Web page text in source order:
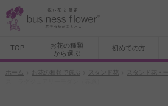
TOP
お花の種類
から選ぶ
初めての方
ホーム お花の種類で選ぶ スタンド花 スタンド花・一